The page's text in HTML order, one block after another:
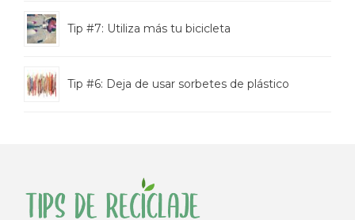
Tip #7: Utiliza más tu bicicleta
Tip #6: Deja de usar sorbetes de plástico